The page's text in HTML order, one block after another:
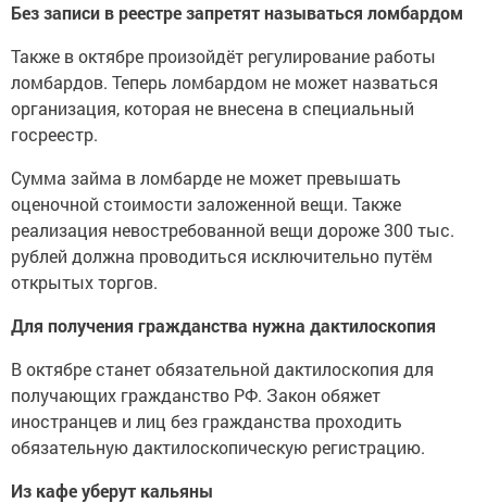
Без записи в реестре запретят называться ломбардом
Также в октябре произойдёт регулирование работы
ломбардов. Теперь ломбардом не может назваться
организация, которая не внесена в специальный
госреестр.
Сумма займа в ломбарде не может превышать
оценочной стоимости заложенной вещи. Также
реализация невостребованной вещи дороже 300 тыс.
рублей должна проводиться исключительно путём
открытых торгов.
Для получения гражданства нужна дактилоскопия
В октябре станет обязательной дактилоскопия для
получающих гражданство РФ. Закон обяжет
иностранцев и лиц без гражданства проходить
обязательную дактилоскопическую регистрацию.
Из кафе уберут кальяны